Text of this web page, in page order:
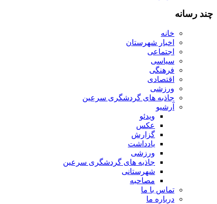
چند رسانه
خانه
اخبار شهرستان
اجتماعی
سیاسی
فرهنگی
اقتصادی
ورزشی
جاذبه های گردشگری سرعین
آرشیو
ویدئو
عکس
گزارش
یادداشت
ورزشی
جاذبه های گردشگری سرعین
شهرستانی
مصاحبه
تماس با ما
درباره ما